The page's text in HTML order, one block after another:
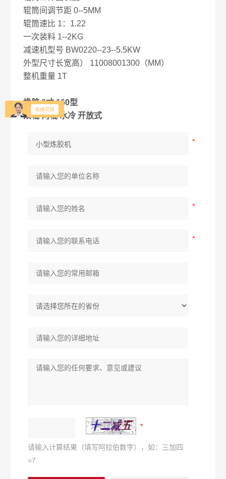
辊筒间调节距 0--5MM
辊筒速比 1：1.22
一次装料 1--2KG
减速机型号 BW0220--23--5.5KW
外型尺寸长宽高） 11008001300（MM）
整机重量 1T
橡胶 6寸 160型
双辊 两辊 水冷 开放式
请输入计算结果（填写阿拉伯数字），如：三加四
=7